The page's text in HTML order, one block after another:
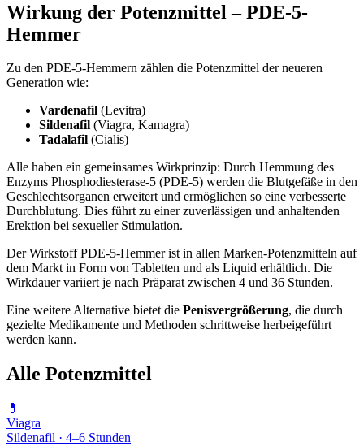
Wirkung der Potenzmittel – PDE-5-
Hemmer
Zu den PDE-5-Hemmern zählen die Potenzmittel der neueren
Generation wie:
Vardenafil (Levitra)
Sildenafil (Viagra, Kamagra)
Tadalafil (Cialis)
Alle haben ein gemeinsames Wirkprinzip: Durch Hemmung des
Enzyms Phosphodiesterase-5 (PDE-5) werden die Blutgefäße in den
Geschlechtsorganen erweitert und ermöglichen so eine verbesserte
Durchblutung. Dies führt zu einer zuverlässigen und anhaltenden
Erektion bei sexueller Stimulation.
Der Wirkstoff PDE-5-Hemmer ist in allen Marken-Potenzmitteln auf
dem Markt in Form von Tabletten und als Liquid erhältlich. Die
Wirkdauer variiert je nach Präparat zwischen 4 und 36 Stunden.
Eine weitere Alternative bietet die Penisvergrößerung, die durch
gezielte Medikamente und Methoden schrittweise herbeigeführt
werden kann.
Alle Potenzmittel
💊
Viagra
Sildenafil · 4–6 Stunden